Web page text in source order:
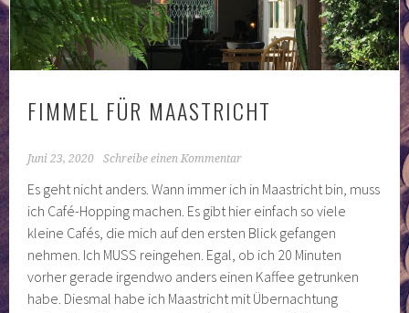
FIMMEL FÜR MAASTRICHT
Juni 23, 2020 Schreibe einen Kommentar
Es geht nicht anders. Wann immer ich in Maastricht bin, muss
ich Café-Hopping machen. Es gibt hier einfach so viele
kleine Cafés, die mich auf den ersten Blick gefangen
nehmen. Ich MUSS reingehen. Egal, ob ich 20 Minuten
vorher gerade irgendwo anders einen Kaffee getrunken
habe. Diesmal habe ich Maastricht mit Übernachtung